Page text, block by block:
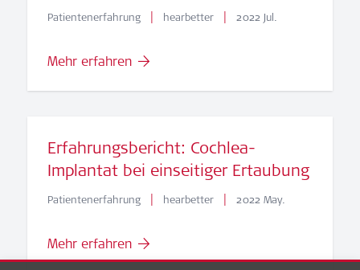
Patientenerfahrung | hearbetter | 2022 Jul.
Mehr erfahren
Erfahrungsbericht: Cochlea-
Implantat bei einseitiger Ertaubung
Patientenerfahrung | hearbetter | 2022 May.
Mehr erfahren